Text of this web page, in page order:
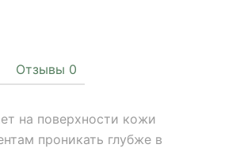
Отзывы 0
на поверхности кожи
проникать глубже в